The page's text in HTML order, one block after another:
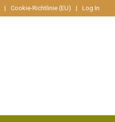
Cookie-Richtlinie (EU) Log In